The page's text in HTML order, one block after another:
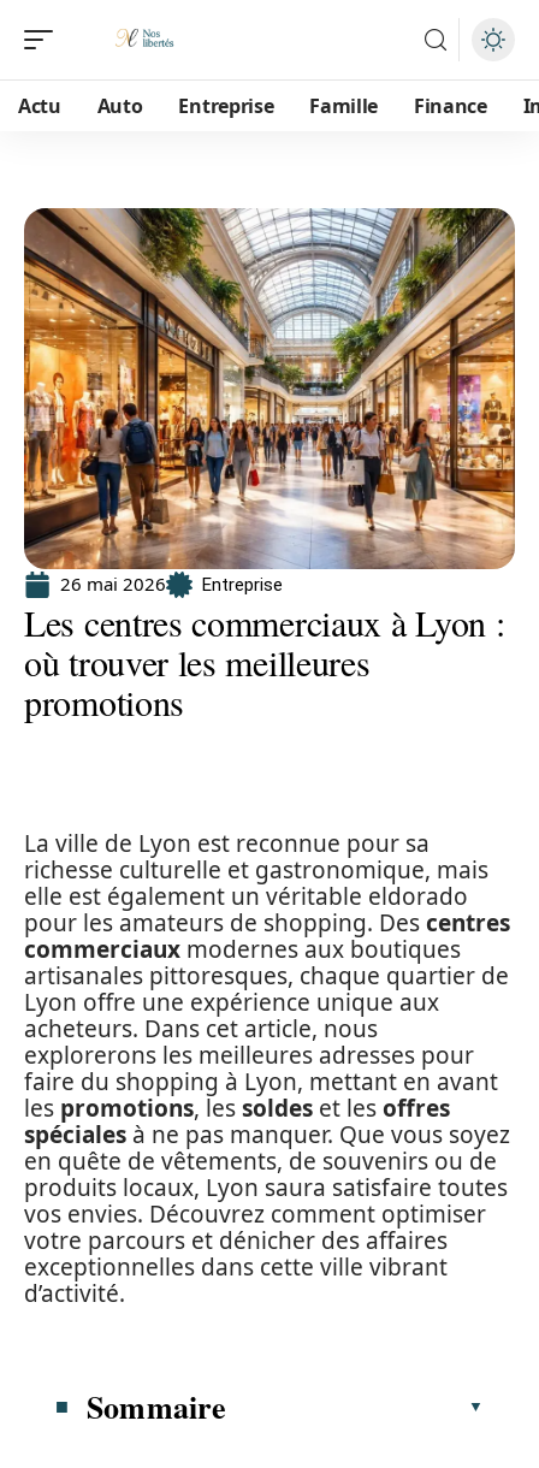
Actu Auto Entreprise Famille Finance
26 mai 2026 Entreprise
Les centres commerciaux à Lyon :
où trouver les meilleures
promotions
La ville de Lyon est reconnue pour sa
richesse culturelle et gastronomique, mais
elle est également un véritable eldorado
pour les amateurs de shopping. Descentres
commerciaux modernes aux boutiques
artisanales pittoresques, chaque quartier de
Lyon offre une expérience unique aux
acheteurs. Dans cet article, nous
explorerons les meilleures adresses pour
faire du shopping à Lyon, mettant en avant
les promotions, lessoldes et lesoffres
spéciales à ne pas manquer. Que vous soyez
en quête de vêtements, de souvenirs ou de
produits locaux, Lyon saura satisfaire toutes
vos envies. Découvrez comment optimiser
votre parcours et dénicher des affaires
exceptionnelles dans cette ville vibrant
d’activité.
Sommaire